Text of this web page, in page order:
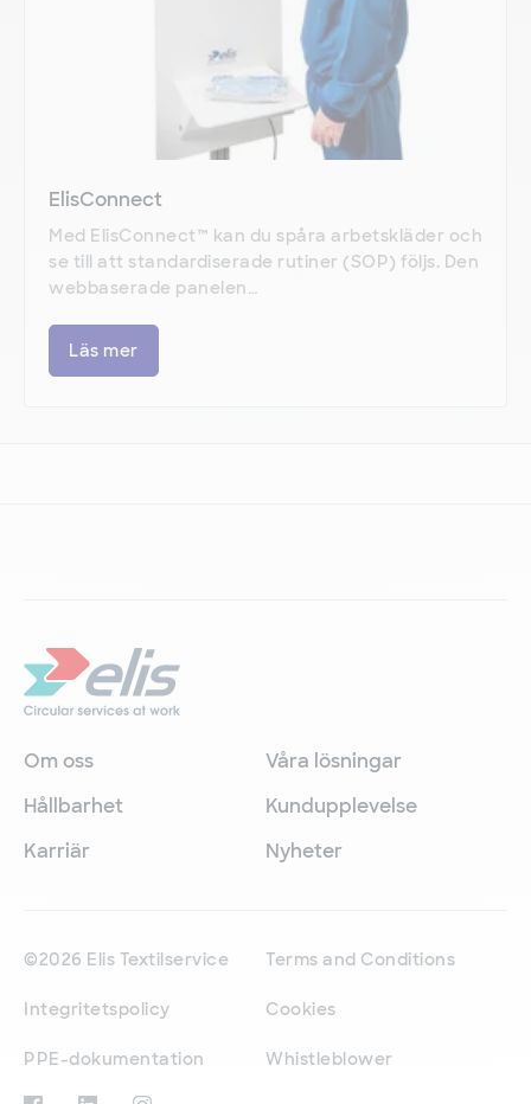
ElisConnect
Med ElisConnect™ kan du spåra arbetskläder och
se till att standardiserade rutiner (SOP) följs. Den
webbaserade panelen…
Läs mer
Om oss
Våra lösningar
Hållbarhet
Kundupplevelse
Karriär
Nyheter
©2026 Elis Textilservice Terms and Conditions
Integritetspolicy Cookies
PPE-dokumentation Whistleblower